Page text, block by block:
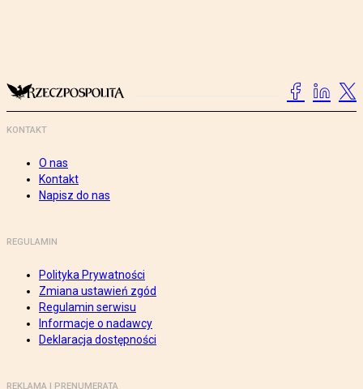
KONTAKT
O nas
Kontakt
Napisz do nas
REGULAMIN
Polityka Prywatności
Zmiana ustawień zgód
Regulamin serwisu
Informacje o nadawcy
Deklaracja dostępności
REKLAMA I PRENUMERATA